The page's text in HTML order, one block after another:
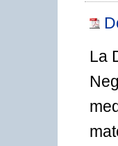
La